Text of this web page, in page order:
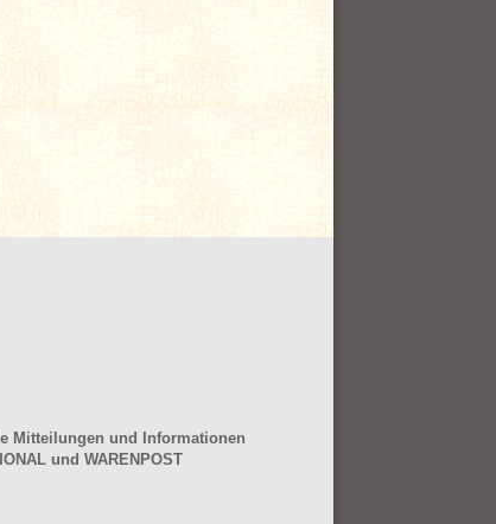
Mitteilungen und Informationen
und WARENPOST